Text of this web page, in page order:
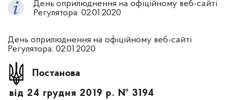
День оприлюднення на офіційному веб-сайті
Регулятора: 02.01.2020
День оприлюднення на офіційному веб-сайті
Регулятора: 02.01.2020
Постанова
від 24 грудня 2019 р. № 3194